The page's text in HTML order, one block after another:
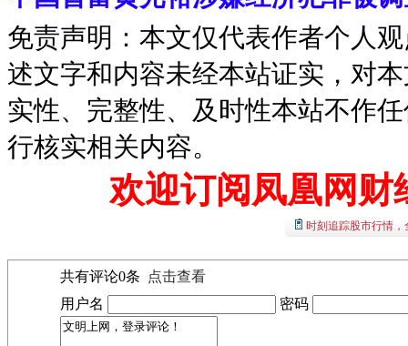
免责声明：本文仅代表作者个人
述文字和内容未经本站证实，对
实性、完整性、及时性本站不作
行核实相关内容。
欢迎订阅凤凰网财
时刻追踪股市行情
共有评论0条
点击查看
用户名
密码